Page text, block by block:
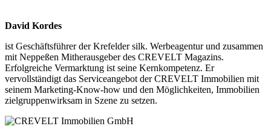
David Kordes
ist Geschäftsführer der Krefelder silk. Werbeagentur und zusammen
mit Neppeßen Mitherausgeber des CREVELT Magazins.
Erfolgreiche Vermarktung ist seine Kernkompetenz. Er
vervollständigt das Serviceangebot der CREVELT Immobilien mit
seinem Marketing-Know-how und den Möglichkeiten, Immobilien
zielgruppenwirksam in Szene zu setzen.